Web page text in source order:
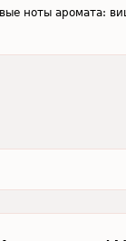
ноты аромата: